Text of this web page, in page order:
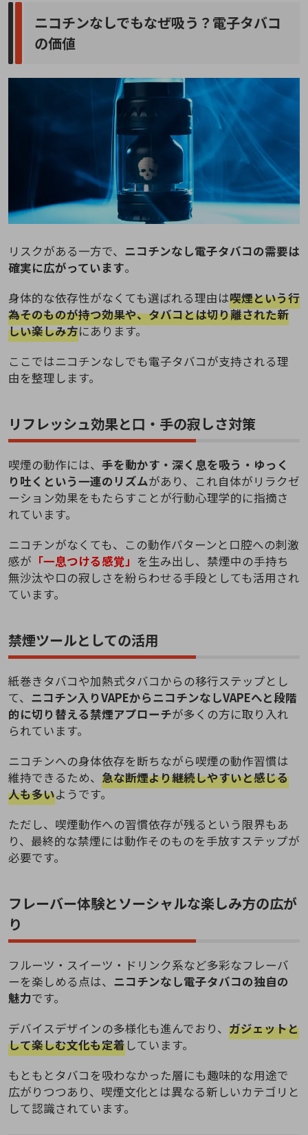
ニコチンなしでもなぜ吸う？電子タバコ
の価値
リスクがある一方で、 ニコチンなし電子タバコの需要は
確実に広がっています。
身体的な依存性がなくても選ばれる理由は喫煙という行
為そのものが持つ効果や、タバコとは切り離された新
しい楽しみ方にあります。
ここではニコチンなしでも電子タバコが支持される理
由を整理します。
リフレッシュ効果と口・手の寂しさ対策
喫煙の動作には、 手を動かす・深く息を吸う・ゆっく
り吐くという一連のリズムがあり、これ自体がリラクゼ
ーション効果をもたらすことが行動心理学的に指摘さ
れています。
ニコチンがなくても、この動作パターンと口腔への刺激
感が 「一息つける感覚」 を生み出し、禁煙中の手持ち
無沙汰や口の寂しさを紛らわせる手段としても活用され
ています。
禁煙ツールとしての活用
紙巻きタバコや加熱式タバコからの移行ステップとし
て、 ニコチン入りVAPEからニコチンなしVAPEへと段階
的に切り替える禁煙アプローチが多くの方に取り入れ
られています。
ニコチンへの身体依存を断ちながら喫煙の動作習慣は
維持できるため、 急な断煙より継続しやすいと感じる
人も多いようです。
ただし、喫煙動作への習慣依存が残るという限界もあ
り、最終的な禁煙には動作そのものを手放すステップが
必要です。
フレーバー体験とソーシャルな楽しみ方の広が
り
フルーツ・スイーツ・ドリンク系など多彩なフレーバ
ーを楽しめる点は、 ニコチンなし電子タバコの独自の
魅力です。
デバイスデザインの多様化も進んでおり、 ガジェットと
して楽しむ文化も定着しています。
もともとタバコを吸わなかった層にも趣味的な用途で
広がりつつあり、喫煙文化とは異なる新しいカテゴリと
して認識されています。